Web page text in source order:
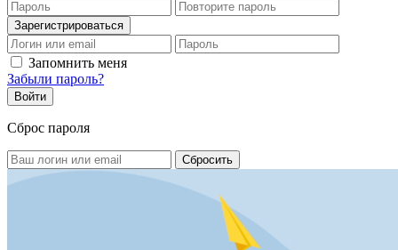
Запомнить меня
Забыли пароль?
Сброс пароля